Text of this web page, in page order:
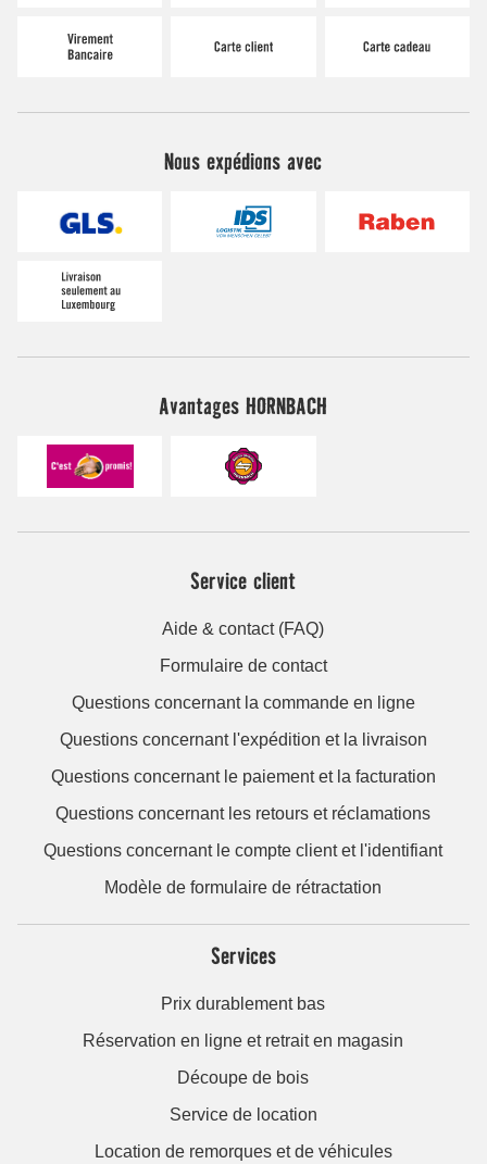
Nous expédions avec
Avantages HORNBACH
Service client
Aide & contact (FAQ)
Formulaire de contact
Questions concernant la commande en ligne
Questions concernant l'expédition et la livraison
Questions concernant le paiement et la facturation
Questions concernant les retours et réclamations
Questions concernant le compte client et l'identifiant
Modèle de formulaire de rétractation
Services
Prix durablement bas
Réservation en ligne et retrait en magasin
Découpe de bois
Service de location
Location de remorques et de véhicules